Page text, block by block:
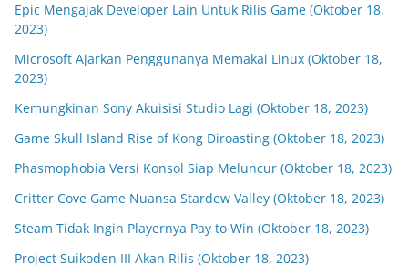
Epic Mengajak Developer Lain Untuk Rilis Game (Oktober 18,
2023)
Microsoft Ajarkan Penggunanya Memakai Linux (Oktober 18,
2023)
Kemungkinan Sony Akuisisi Studio Lagi (Oktober 18, 2023)
Game Skull Island Rise of Kong Diroasting (Oktober 18, 2023)
Phasmophobia Versi Konsol Siap Meluncur (Oktober 18, 2023)
Critter Cove Game Nuansa Stardew Valley (Oktober 18, 2023)
Steam Tidak Ingin Playernya Pay to Win (Oktober 18, 2023)
Project Suikoden III Akan Rilis (Oktober 18, 2023)